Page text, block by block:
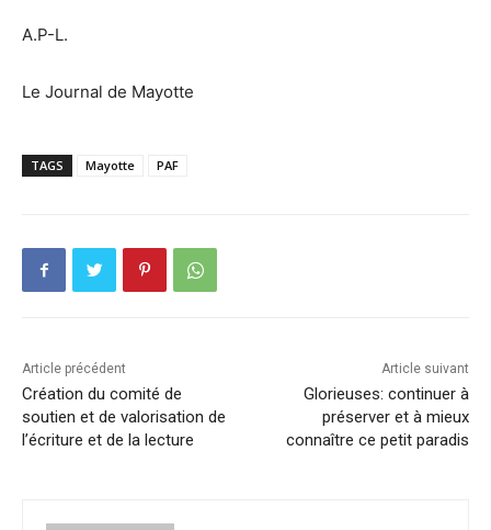
A.P-L.
Le Journal de Mayotte
TAGS Mayotte PAF
Article précédent
Création du comité de
soutien et de valorisation de
l’écriture et de la lecture
Article suivant
Glorieuses: continuer à
préserver et à mieux
connaître ce petit paradis